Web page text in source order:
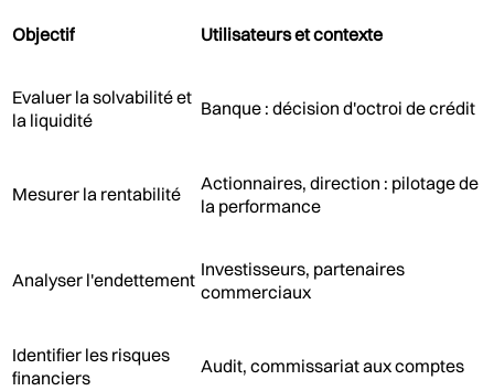
Objectif Utilisateurs et contexte
Evaluer la solvabilité et
la liquidité
Banque : décision d'octroi de crédit
Mesurer la rentabilité
Actionnaires, direction : pilotage de
la performance
Analyser l'endettement Investisseurs, partenaires
commerciaux
Identifier les risques
financiers
Audit, commissariat aux comptes